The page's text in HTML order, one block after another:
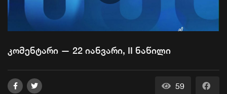
Play
Video
კომენტარი — 22 იანვარი, II ნაწილი
59